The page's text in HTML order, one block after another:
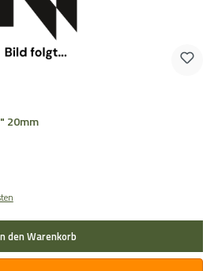
20mm
den Warenkorb